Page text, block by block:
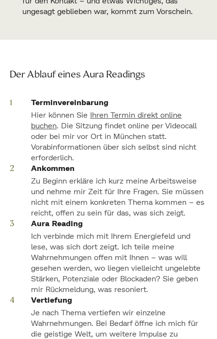
ungesagt geblieben war, kommt zum Vorschein.
Der Ablauf eines Aura Readings
Terminvereinbarung
Hier können Sie Ihren Termin direkt online
buchen. Die Sitzung findet online per Videocall
oder bei mir vor Ort in München statt.
Vorabinformationen über sich selbst sind nicht
erforderlich.
Ankommen
Zu Beginn erkläre ich kurz meine Arbeitsweise
und nehme mir Zeit für Ihre Fragen. Sie müssen
nicht mit einem konkreten Thema kommen – es
reicht, offen zu sein für das, was sich zeigt.
Aura Reading
Ich verbinde mich mit Ihrem Energiefeld und
lese, was sich dort zeigt. Ich teile meine
Wahrnehmungen offen mit Ihnen – was will
gesehen werden, wo liegen vielleicht ungelebte
Stärken, Potenziale oder Blockaden? Sie geben
mir Rückmeldung, was resoniert.
Vertiefung
Je nach Thema vertiefen wir einzelne
Wahrnehmungen. Bei Bedarf öffne ich mich für
die geistige Welt, um weitere Impulse zu